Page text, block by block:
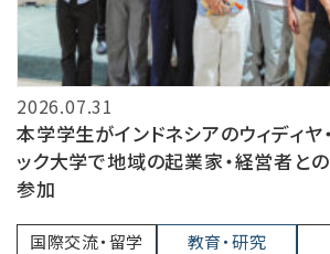
2026.07.31
本学学生がインドネシアのウィディヤ
ック大学で地域の起業家・経営者と
参加
国際交流・留学 教育・研究